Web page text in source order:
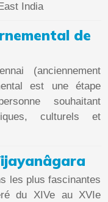
India
de
(anciennement
est une étape
souhaitant
culturels et
les plus fascinantes
du XIVe au XVIe